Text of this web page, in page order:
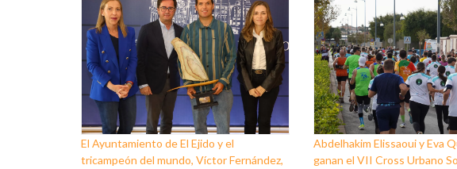
El Ayuntamiento de El Ejido y el
tricampeón del mundo, Víctor Fernández,
Abdelhakim Elissaoui y Eva
ganan el VII Cross Urbano